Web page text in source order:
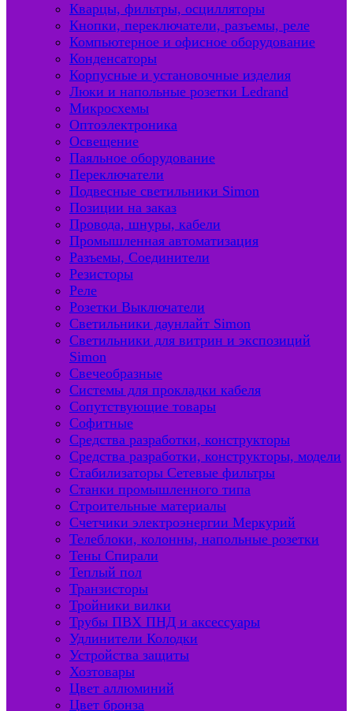
Кварцы, фильтры, осцилляторы
Кнопки, переключатели, разъемы, реле
Компьютерное и офисное оборудование
Конденсаторы
Корпусные и установочные изделия
Люки и напольные розетки Ledrand
Микросхемы
Оптоэлектроника
Освещение
Паяльное оборудование
Переключатели
Подвесные светильники Simon
Позиции на заказ
Провода, шнуры, кабели
Промышленная автоматизация
Разъемы, Соединители
Резисторы
Реле
Розетки Выключатели
Светильники даунлайт Simon
Светильники для витрин и экспозиций
Simon
Свечеобразные
Системы для прокладки кабеля
Сопутствующие товары
Софитные
Средства разработки, конструкторы
Средства разработки, конструкторы, модели
Стабилизаторы Сетевые фильтры
Станки промышленного типа
Строительные материалы
Счетчики электроэнергии Меркурий
Телеблоки, колонны, напольные розетки
Тены Спирали
Теплый пол
Транзисторы
Тройники вилки
Трубы ПВХ ПНД и аксессуары
Удлинители Колодки
Устройства защиты
Хозтовары
Цвет аллюминий
Цвет бронза